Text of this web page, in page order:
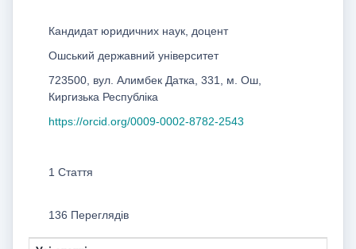
Кандидат юридичних наук, доцент
Ошський державний університет
723500, вул. Алимбек Датка, 331, м. Ош,
Киргизька Республіка
https://orcid.org/0009-0002-8782-2543
1 Стаття
136 Переглядів